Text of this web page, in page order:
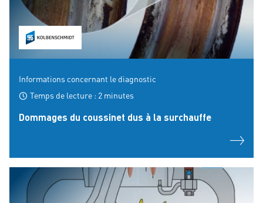
Informations concernant le diagnostic
Temps de lecture : 2 minutes
Dommages du coussinet dus à la surchauffe